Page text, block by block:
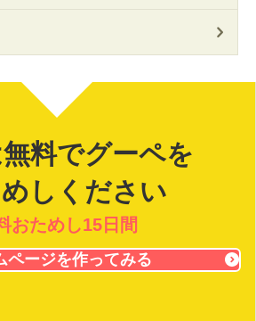
料でグーペを
しください
おためし15日間
ページを作ってみる